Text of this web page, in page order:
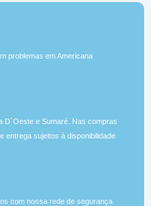
problemas em Americana
D´Oeste e Sumaré. Nas compras
entrega sujeitos à disponibilidade
com nossa rede de segurança